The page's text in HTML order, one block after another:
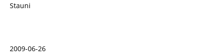
Stauni
2009-06-26